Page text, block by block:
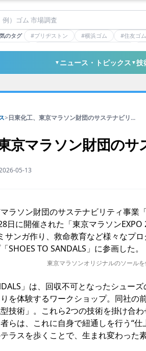
のタグ #ブリヂストン #横浜ゴム #住友ゴ
#東ソー
▼ ニュース・トピックス ▼技
>日東化工、東京マラソン財団のサステナビリ...
京マラソン財団の
05-13
ラソン財団のサステナビリティ事業
日に開催された「東京マラソン
サンガ作り、救命教育など様々なプ
SHOES TO SANDALS」に参画した。
東京マラソンオリジナルのソール
」は、回収不可となったシュー
を体験するワークショップ。同社
技術」。これら2つの技術を掛け合
らは、これに自身で紐通しを行う“
ラスを歩くことで、生まれ変わっ